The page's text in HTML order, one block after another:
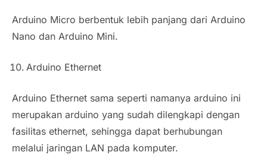
Arduino Micro berbentuk lebih panjang dari Arduino
Nano dan Arduino Mini.
Arduino Ethernet
Arduino Ethernet sama seperti namanya arduino ini
merupakan arduino yang sudah dilengkapi dengan
fasilitas ethernet, sehingga dapat berhubungan
melalui jaringan LAN pada komputer.